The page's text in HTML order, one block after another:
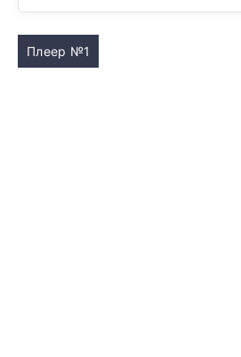
Плеер №1